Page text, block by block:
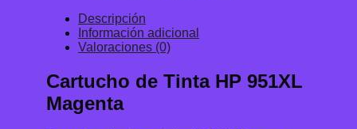
Descripción
Información adicional
Valoraciones (0)
Cartucho de Tinta HP 951XL
Magenta